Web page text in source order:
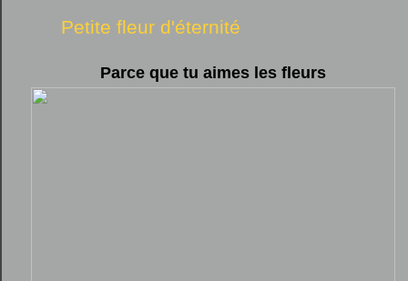
Petite fleur d'éternité
Parce que tu aimes les fleurs